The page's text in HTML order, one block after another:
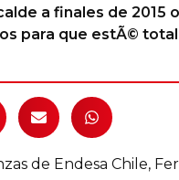
a finales de 2015
para que estÃ©
de Endesa Chile,